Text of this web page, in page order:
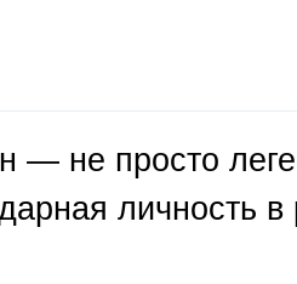
— не просто
личность в